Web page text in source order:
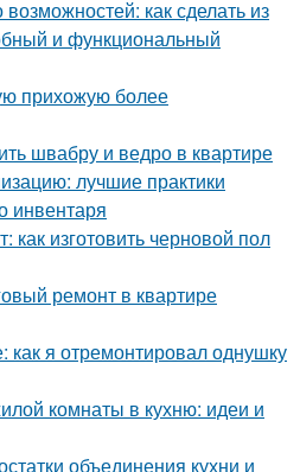
как сделать из
и функциональный
прихожую более
швабру и ведро в квартире
лучшие практики
инвентаря
как изготовить черновой пол
ремонт в квартире
как я отремонтировал однушку
комнаты в кухню: идеи и
объединения кухни и